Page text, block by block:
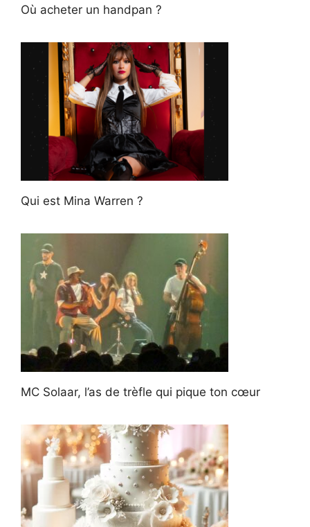
Où acheter un handpan ?
Qui est Mina Warren ?
MC Solaar, l’as de trèfle qui pique ton cœur